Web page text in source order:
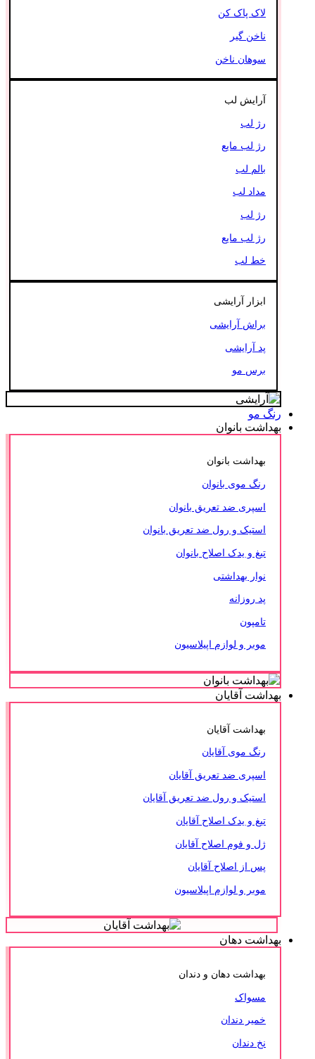
لاک پاک کن
ناخن گیر
سوهان ناخن
آرایش لب
رژ لب
رژ لب مایع
بالم لب
مداد لب
رژ لب
رژ لب مایع
خط لب
ابزار آرایشی
براش آرایشی
پد آرایشی
برس مو
رنگ مو
بهداشت بانوان
بهداشت بانوان
رنگ موی بانوان
اسپری ضد تعریق بانوان
استیک و رول ضد تعریق بانوان
تیغ و یدک اصلاح بانوان
نوار بهداشتی
پد روزانه
تامپون
موبر و لوازم اپیلاسیون
بهداشت آقایان
بهداشت آقایان
رنگ موی آقایان
اسپری ضد تعریق آقایان
استیک و رول ضد تعریق آقایان
تیغ و یدک اصلاح آقایان
ژل و فوم اصلاح آقایان
پس از اصلاح آقایان
موبر و لوازم اپیلاسیون
بهداشت دهان
بهداشت دهان و دندان
مسواک
خمیر دندان
نخ دندان